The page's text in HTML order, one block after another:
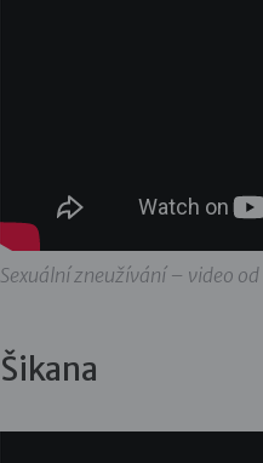
Sexuální zneužívání – video
Šikana